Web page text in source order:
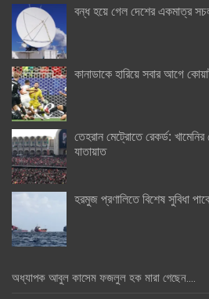
বন্ধ হয়ে গেল দেশের একমাত্র
কানাডাকে হারিয়ে সবার আগে
তেহরান মেট্রোতে রেকর্ড:
যাতায়াত
হরমুজ প্রণালিতে বিশেষ সুবিধা
অধ্যাপক আবুল কাসেম ফজলুল হক মারা গেছেন….